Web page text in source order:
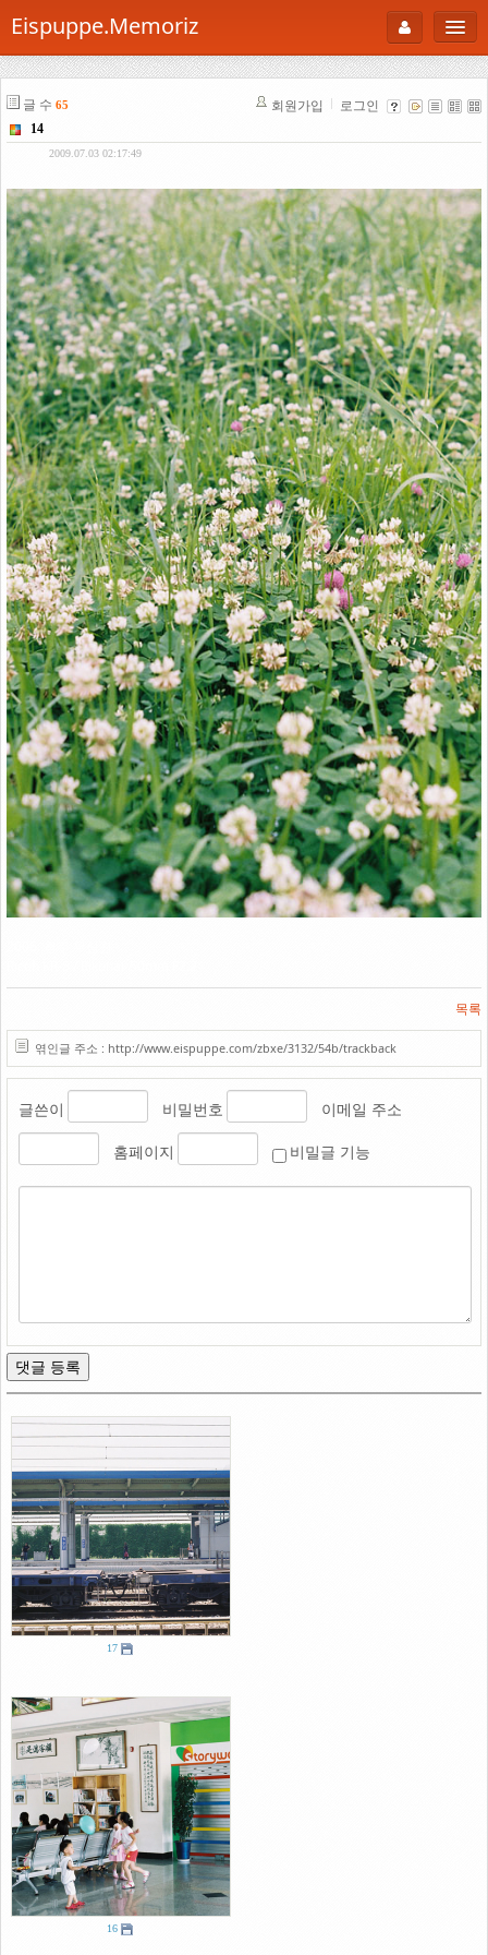
Eispuppe.Memoriz
로그인
About
AboutTori
Photo
Gallery
Snaps
B Cut
Portfolio
백과사전
공부방
Footprint
Link
글 수 65 회원가입 로그인
14
2009.07.03 02:17:49
목록
엮인글 주소 : http://www.eispuppe.com/zbxe/3132/54b/trackback
글쓴이 비밀번호 이메일 주소
홈페이지 비밀글 기능
17
16